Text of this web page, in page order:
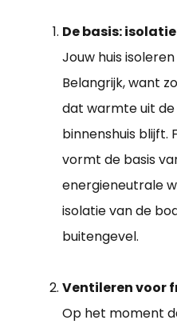
De basis: isolatie
Jouw huis
Belangrijk, want
dat warmte uit
binnenshuis blijft.
vormt de basis
energieneutrale
isolatie van de
buitengevel.
Ventileren voor
Op het moment